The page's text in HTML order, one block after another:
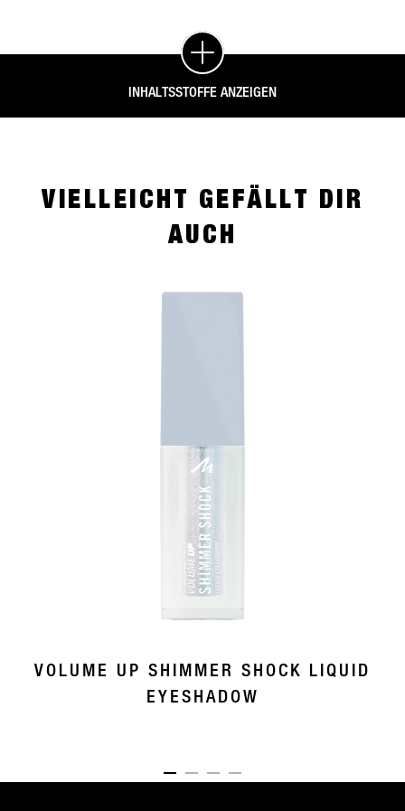
INHALTSSTOFFE ANZEIGEN
VIELLEICHT GEFÄLLT DIR
AUCH
VOLUME UP SHIMMER SHOCK LIQUID
EYESHADOW
ITEM 01 (CURRENT SLIDE)
ITEM 02ITEM 03ITEM 04